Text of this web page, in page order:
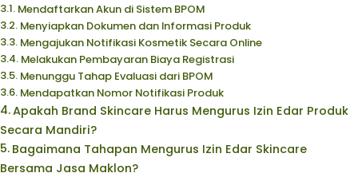
Mendaftarkan Akun di Sistem BPOM
Menyiapkan Dokumen dan Informasi Produk
Mengajukan Notifikasi Kosmetik Secara Online
Melakukan Pembayaran Biaya Registrasi
Menunggu Tahap Evaluasi dari BPOM
Mendapatkan Nomor Notifikasi Produk
Apakah Brand Skincare Harus Mengurus Izin Edar Produk
Secara Mandiri?
Bagaimana Tahapan Mengurus Izin Edar Skincare
Bersama Jasa Maklon?